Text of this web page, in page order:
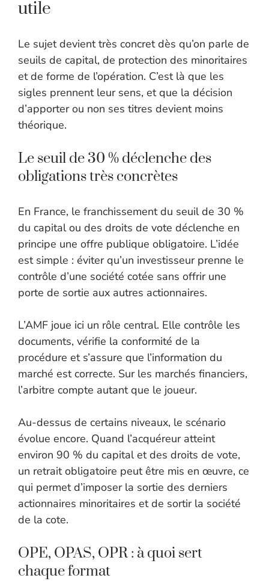
utile
Le sujet devient très concret dès qu’on parle de
seuils de capital, de protection des minoritaires
et de forme de l’opération. C’est là que les
sigles prennent leur sens, et que la décision
d’apporter ou non ses titres devient moins
théorique.
Le seuil de 30 % déclenche des
obligations très concrètes
En France, le franchissement du seuil de 30 %
du capital ou des droits de vote déclenche en
principe une offre publique obligatoire. L’idée
est simple : éviter qu’un investisseur prenne le
contrôle d’une société cotée sans offrir une
porte de sortie aux autres actionnaires.
L’AMF joue ici un rôle central. Elle contrôle les
documents, vérifie la conformité de la
procédure et s’assure que l’information du
marché est correcte. Sur les marchés financiers,
l’arbitre compte autant que le joueur.
Au-dessus de certains niveaux, le scénario
évolue encore. Quand l’acquéreur atteint
environ 90 % du capital et des droits de vote,
un retrait obligatoire peut être mis en œuvre, ce
qui permet d’imposer la sortie des derniers
actionnaires minoritaires et de sortir la société
de la cote.
OPE, OPAS, OPR : à quoi sert
chaque format